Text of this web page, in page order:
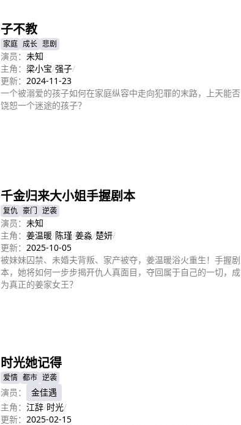
子不教
家庭 成长 悲剧
演员： 未知
主角： 梁小宝/强子/
更新： 2024-11-23
一个被溺爱的孩子如何在家庭纵容中走向犯罪的末路，上天能否
饶恕一个迷途的孩子？
千金归来大小姐手握剧本
复仇 豪门 逆袭
演员： 未知
主角： 姜温暖/陈瑾/姜淼/楚妍/
更新： 2025-10-05
被妹妹囚禁、未婚夫背叛、家产被夺，姜温暖浴火重生！手握剧
本，她将如何一步步揭开仇人真面目，夺回属于自己的一切，成
为真正的姜家女王？
时光她记得
爱情 都市 逆袭
演员：
金佳遇
主角： 江辞/时光/
更新： 2025-02-15